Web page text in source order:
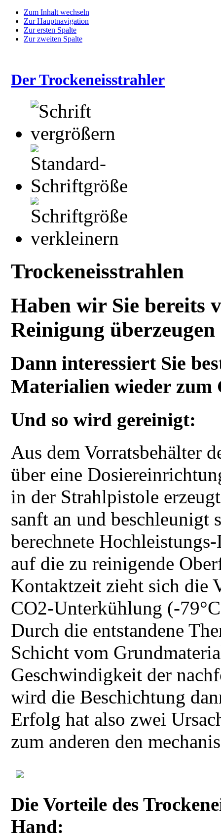
Zum Inhalt wechseln
Zur Hauptnavigation
Zur ersten Spalte
Zur zweiten Spalte
Der Trockeneisstrahler
Trockeneisstrahlen
Haben wir Sie bereits
Reinigung
Dann interessiert Sie
Materialien wieder zum
Und so wird gereinigt:
Aus dem Vorratsbehälter
über eine
in der Strahlpistole
sanft an und beschleunigt
berechnete
auf die zu reinigende
Kontaktzeit zieht sich die
CO2-Unterkühlung (-
Durch die entstandene
Schicht vom
Geschwindigkeit der
wird die Beschichtung
Erfolg hat also zwei
zum anderen den
Die Vorteile des
Hand: